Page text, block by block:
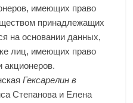
имеющих право
принадлежащих
на основании данных,
лиц, имеющих право
акционеров.
Гексарелин в
Степанова и Елена